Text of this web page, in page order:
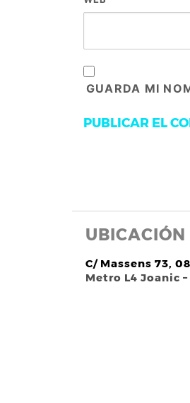
GUARDA MI
UBICACIÓN
C/ Massens 73,
Metro L4 Joanic –